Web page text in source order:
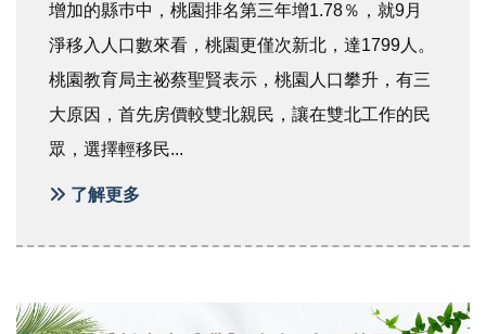
增加的縣巿中，桃園排名第三年增1.78％，就9月
淨移入人口數來看，桃園更僅次新北，達1799人。
桃園教育局主祕蔡聖賢表示，桃園人口攀升，有三
大原因，首先房價較雙北親民，讓在雙北工作的民
眾，選擇輕移民...
了解更多